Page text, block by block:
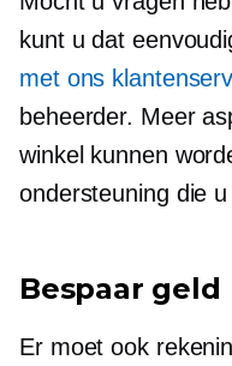
kunt u dat
met ons
beheerder. Meer
winkel kunnen
ondersteuning die
Bespaar geld
Er moet ook